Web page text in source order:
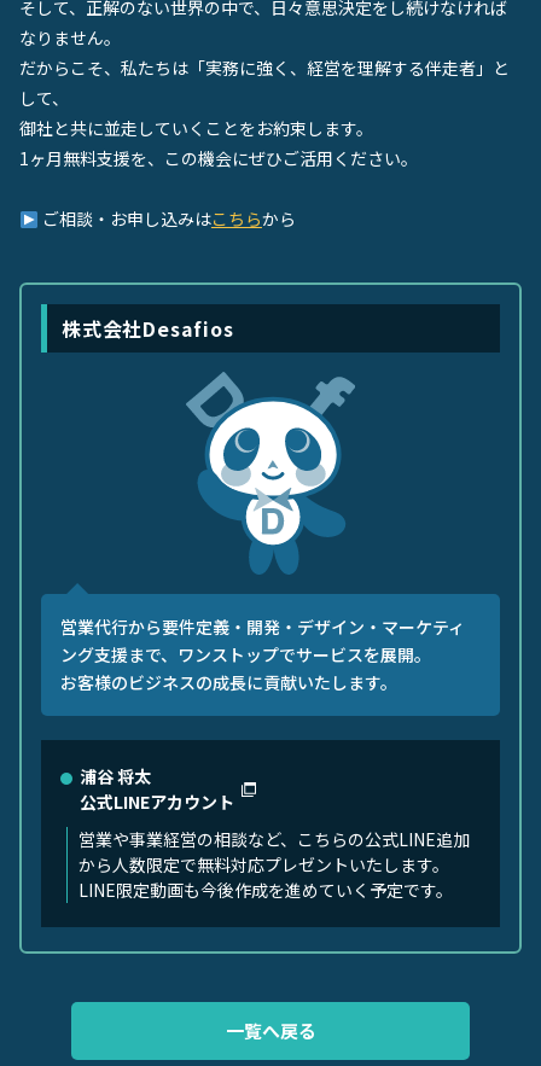
そして、正解のない世界の中で、日々意思決定をし続けなければ
なりません。
だからこそ、私たちは「実務に強く、経営を理解する伴走者」と
して、
御社と共に並走していくことをお約束します。
1ヶ月無料支援を、この機会にぜひご活用ください。
ご相談・お申し込みはこちらから
株式会社Desafios
営業代行から要件定義・開発・デザイン・マーケティ
ング支援まで、ワンストップでサービスを展開。
お客様のビジネスの成長に貢献いたします。
浦谷 将太
公式LINEアカウント
営業や事業経営の相談など、こちらの公式LINE追加
から人数限定で無料対応プレゼントいたします。
LINE限定動画も今後作成を進めていく予定です。
一覧へ戻る